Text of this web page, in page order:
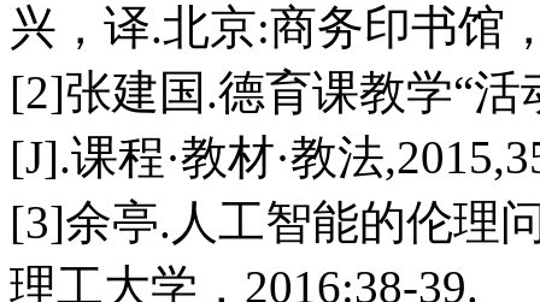
兴，译.北京:商务印书馆
[2]张建国.德育课教学“
[J].课程·教材·教法
[3]余亭.人工智能的伦理
理工大学，2016:38-39.